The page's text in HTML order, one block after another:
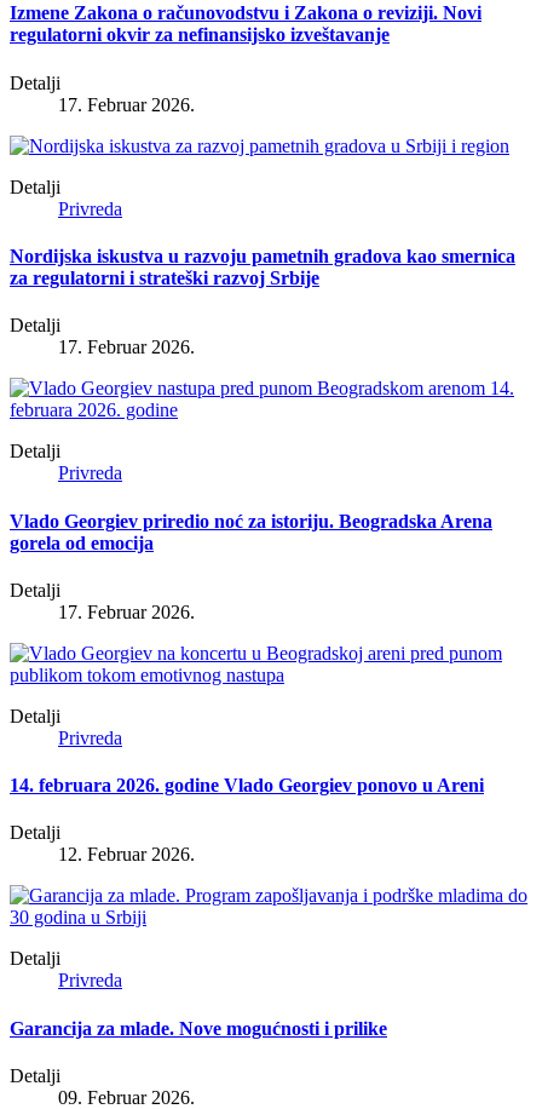
Izmene Zakona o računovodstvu i Zakona o reviziji. Novi
regulatorni okvir za nefinansijsko izveštavanje
Detalji
17. Februar 2026.
Detalji
Privreda
Nordijska iskustva u razvoju pametnih gradova kao smernica
za regulatorni i strateški razvoj Srbije
Detalji
17. Februar 2026.
Detalji
Privreda
Vlado Georgiev priredio noć za istoriju. Beogradska Arena
gorela od emocija
Detalji
17. Februar 2026.
Detalji
Privreda
14. februara 2026. godine Vlado Georgiev ponovo u Areni
Detalji
12. Februar 2026.
Detalji
Privreda
Garancija za mlade. Nove mogućnosti i prilike
Detalji
09. Februar 2026.